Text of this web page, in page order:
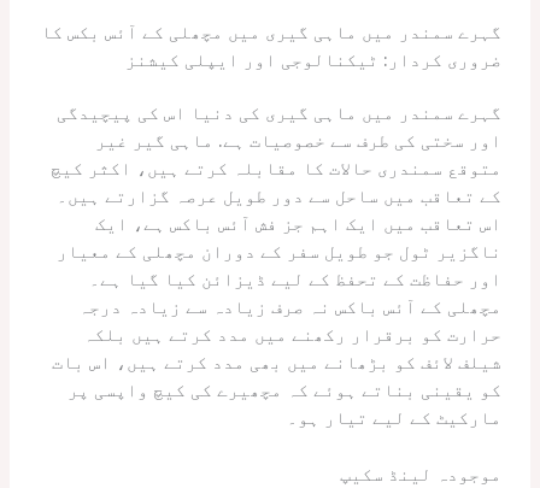
گہرے سمندر میں ماہی گیری میں مچھلی کے آئس بکس کا
ضروری کردار: ٹیکنالوجی اور ایپلی کیشنز
گہرے سمندر میں ماہی گیری کی دنیا اس کی پیچیدگی
اور سختی کی طرف سے خصوصیات ہے. ماہی گیر غیر
متوقع سمندری حالات کا مقابلہ کرتے ہیں، اکثر کیچ
کے تعاقب میں ساحل سے دور طویل عرصہ گزارتے ہیں۔
اس تعاقب میں ایک اہم جز فش آئس باکس ہے، ایک
ناگزیر ٹول جو طویل سفر کے دوران مچھلی کے معیار
اور حفاظت کے تحفظ کے لیے ڈیزائن کیا گیا ہے۔
مچھلی کے آئس باکس نہ صرف زیادہ سے زیادہ درجہ
حرارت کو برقرار رکھنے میں مدد کرتے ہیں بلکہ
شیلف لائف کو بڑھانے میں بھی مدد کرتے ہیں، اس بات
کو یقینی بناتے ہوئے کہ مچھیرے کی کیچ واپسی پر
مارکیٹ کے لیے تیار ہو۔
موجودہ لینڈ سکیپ